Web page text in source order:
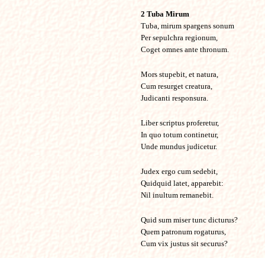
2 Tuba Mirum
Tuba, mirum spargens sonum
Per sepulchra regionum,
Coget omnes ante thronum.
Mors stupebit, et natura,
Cum resurget creatura,
Judicanti responsura.
Liber scriptus proferetur,
In quo totum continetur,
Unde mundus judicetur.
Judex ergo cum sedebit,
Quidquid latet, apparebit:
Nil inultum remanebit.
Quid sum miser tunc dicturus?
Quem patronum rogaturus,
Cum vix justus sit securus?